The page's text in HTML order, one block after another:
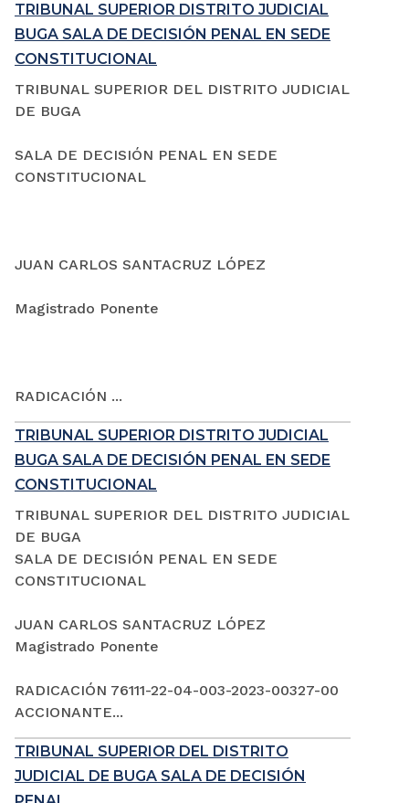
TRIBUNAL SUPERIOR DISTRITO JUDICIAL
BUGA SALA DE DECISIÓN PENAL EN SEDE
CONSTITUCIONAL
TRIBUNAL SUPERIOR DEL DISTRITO JUDICIAL
DE BUGA
SALA DE DECISIÓN PENAL EN SEDE
CONSTITUCIONAL
JUAN CARLOS SANTACRUZ LÓPEZ
Magistrado Ponente
RADICACIÓN ...
TRIBUNAL SUPERIOR DISTRITO JUDICIAL
BUGA SALA DE DECISIÓN PENAL EN SEDE
CONSTITUCIONAL
TRIBUNAL SUPERIOR DEL DISTRITO JUDICIAL
DE BUGA
SALA DE DECISIÓN PENAL EN SEDE
CONSTITUCIONAL
JUAN CARLOS SANTACRUZ LÓPEZ
Magistrado Ponente
RADICACIÓN 76111-22-04-003-2023-00327-00
ACCIONANTE...
TRIBUNAL SUPERIOR DEL DISTRITO
JUDICIAL DE BUGA SALA DE DECISIÓN